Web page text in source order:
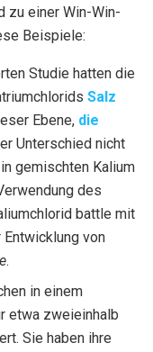
zu einer Win-Win-
Beispiele:
Studie hatten die
Salz
Ebene, die
Unterschied nicht
gemischten Kalium
des
battle mit
von
.
in einem
etwa zweieinhalb
Sie haben ihre